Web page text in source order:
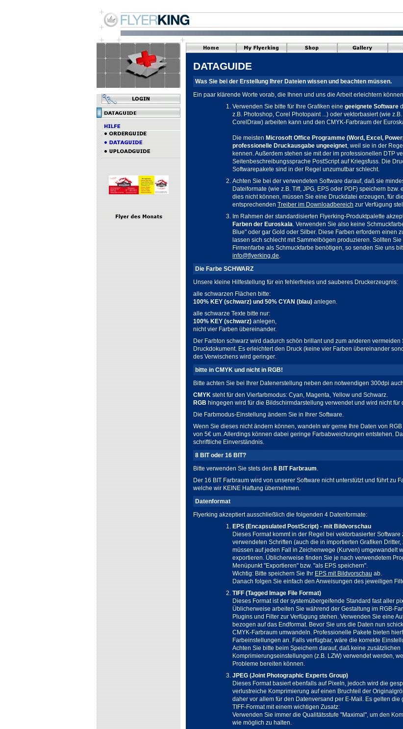
DATAGUIDE
Was Sie bei der Erstellung Ihrer Dateien wissen und beachten müssen.
Ein paar klärende Worte vorab, die Ihnen und uns die Arbeit erleichtern
Verwenden Sie bitte für Ihre Grafiken eine geeignete Software
z.B. Photoshop, Corel Photopaint ...) oder vektorbasiert (wie
CorelDraw) arbeiten kann und den CMYK-Farbraum der
Die meisten Microsoft Office Programme (Word, Excel,
professionelle Druckausgabe ungeeignet, weil sie in der
kennen. Außerdem stehen sie mit der im professionellen DTP
Seitenbeschreibungssprache PostScript auf Kriegsfuss. Die
Softwarepakete sind in der Regel unzumutbar schlecht.
Achten Sie bei der verwendeten Software darauf, daß sie
Dateiformate (wie z.B. Tiff, JPG, EPS oder PDF) speichern bzw.
dies nicht können, müssen Sie eine Druckdatei erzeugen, für
entsprechenden Treiber im Downloadbereich zur Verfügung
Im Rahmen der standardisierten Flyerking-Produktpalette
Farben der Euroskala. Verwenden Sie also keine
Blue" oder gar Gold oder Silber. Diese Farben erfordern einen
lassen sich schlecht mit Sammelbögen produzieren. Sollten
Firmenfarbe als Schmuckfarbe benötigen, so senden Sie uns
info@flyerking.de.
Die Farbe SCHWARZ
Unsere kleine Hilfestellung für ein fehlerfreies und sauberes Druckerzeugnis:
alle schwarzen Flächen bitte:
100% KEY (schwarz) und 50% CYAN (blau) anlegen.
alle schwarze Texte bitte nur:
100% KEY (schwarz) anlegen,
nicht vier Farben übereinander.
Der Farbton schwarz wird dadurch schön brillant und zum anderen vermeiden
Druckdokument. Es erleichtert den Druck (keine vier Farben übereinander
des Verwischens wird geringer.
bitte in CMYK und nicht in RGB!
Bitte achten Sie bei Ihrer Datenerstellung neben den notwendigen 300dpi
CMYK steht für den Vierfarbmodus: Cyan, Magenta, Yellow und Schwarz.
RGB hingegen wird für die Bildschirmdarstellung verwendet und wird nicht für
Die Farbmodus-Einstellung ändern Sie in Ihrer Software.
Wenn Sie dieses nicht ändern können, wandeln wir gerne Ihre Daten von
von 5€ um. Allerdings können dabei geringe Farbabweichungen entstehen.
schriftliche Einverständnis.
8 BIT oder 16 BIT?
Bitte verwenden Sie stets den 8 BIT Farbraum.
Der 16 BIT Farbraum wird von unserer Software nicht unterstützt und führt zu
welche wir KEINE Haftung übernehmen.
Datenformat
Flyerking akzeptiert ausschließlich die folgenden 4 Datenformate:
EPS (Encapsulated PostScript) - mit Bildvorschau
Dieses Format kommt in der Regel bei vektorbasierter Software
verwendeten Schriften (auch die in importierten Grafiken
müssen auf jeden Fall in Zeichenwege (Kurven) umgewandelt
exportieren. Üblicherweise finden Sie je nach verwendetem
Menüpunkt "Exportieren" bzw. "als EPS speichern".
Wichtig: Bitte speichern Sie Ihr EPS mit Bildvorschau ab.
Danach folgen Sie einfach den Anweisungen des jeweiligen
TIFF (Tagged Image File Format)
Dieses Format ist der systemübergeifende Standard fast aller
Üblicherweise arbeiten Sie während der Gestaltung im RGB-
Plugins und Filter zur Verfügung stehen. Verwenden Sie eine
bezogen auf das Endformat. Bevor Sie uns die Daten nun
CMYK-Farbraum umwandeln. Professionelle Pakete bieten
Farbeinstellungen an. Falls verfügbar, wäre die korrekte
Achten Sie bitte beim Speichern darauf, daß keine zusätzlichen
Komprimierungseinstellungen (z.B. LZW) verwendet werden,
Probleme bereiten können.
JPEG (Joint Photographic Experts Group)
Dieses Format basiert ebenfalls auf Pixeln, jedoch wird die
verlustreiche Komprimierung auf einen Bruchteil der
daher vor allem für den Datenversand per E-Mail. Es gelten
TIFF-Format mit einem wichtigen Zusatz:
Verwenden Sie immer die Qualitätsstufe "Maximal", um den
wie möglich zu halten.